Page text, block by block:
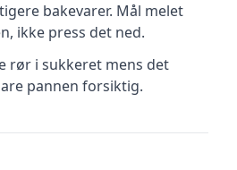
bakevarer. Mål melet
ikke press det ned.
rør i sukkeret mens det
pannen forsiktig.